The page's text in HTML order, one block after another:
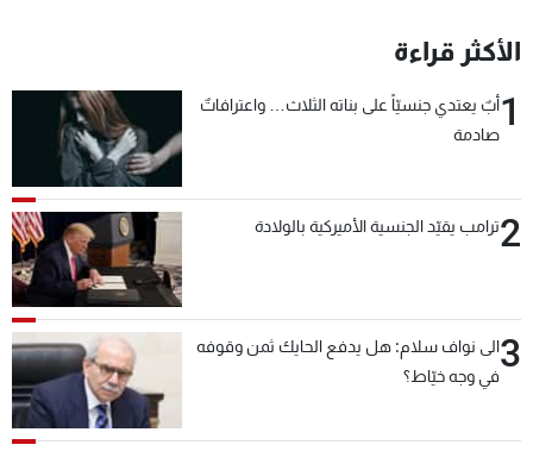
الأكثر قراءة
1أبٌ يعتدي جنسيّاً على بناته الثلاث… واعترافاتٌ
صادمة
2ترامب يقيّد الجنسية الأميركية بالولادة
3الى نواف سلام: هل يدفع الحايك ثمن وقوفه
في وجه خيّاط؟